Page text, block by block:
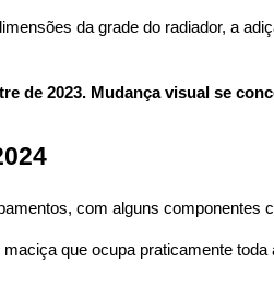
da grade do radiador, a
de 2023. Mudança visual se
com alguns componentes
que ocupa praticamente